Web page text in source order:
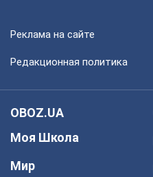
Реклама на сайте
Редакционная политика
OBOZ.UA
Моя Школа
Мир